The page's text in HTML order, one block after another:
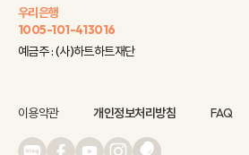
우리은행
1005-101-413016
예금주 : (사)하트하트재단
이용약관 개인정보처리방침 FAQ